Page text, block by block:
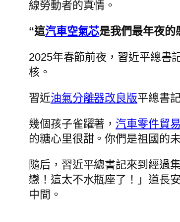
線勞動者的真情。
“這汽車空氣芯是我們最年夜的
2025年春節前夜，習近平總書
核。
習近油氣分離器改良版平總書
幾個孩子雀躍著， 汽車零件貿
的糖心里很甜。你們是祖國的
隨后，習近平總書記來到經過
戀！這太不水瓶座了！」道長
中間。